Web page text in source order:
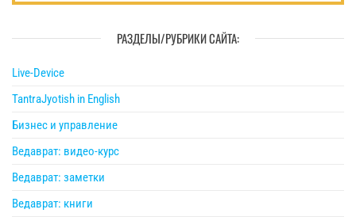
РАЗДЕЛЫ/РУБРИКИ САЙТА:
Live-Device
TantraJyotish in English
Бизнес и управление
Ведаврат: видео-курс
Ведаврат: заметки
Ведаврат: книги